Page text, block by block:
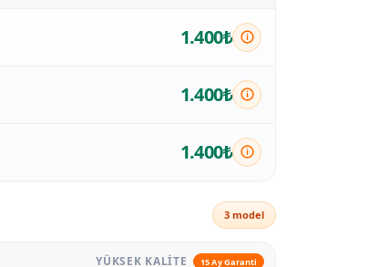
1.400₺
1.400₺
1.400₺
3 model
YÜKSEK KALITE 15 Ay Garanti